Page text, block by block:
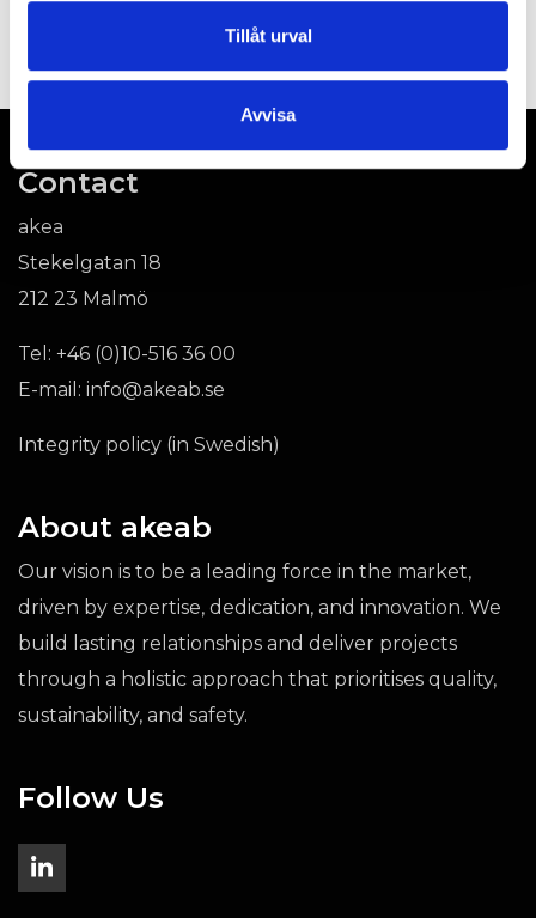
Tillåt urval
Avvisa
Invoice inquiries:ekonomi@akeab.se
levreskontra@akeab.se
Contact
akea
Stekelgatan 18
212 23 Malmö
Tel: +46 (0)10-516 36 00
E-mail: info@akeab.se
Integrity policy (in Swedish)
About akeab
Our vision is to be a leading force in the market,
driven by expertise, dedication, and innovation. We
build lasting relationships and deliver projects
through a holistic approach that prioritises quality,
sustainability, and safety.
Follow Us